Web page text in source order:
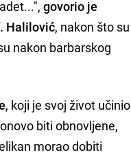
govorio je
Halilović, nakon što su
nakon barbarskog
, koji je svoj život učinio
biti obnovljene,
morao dobiti